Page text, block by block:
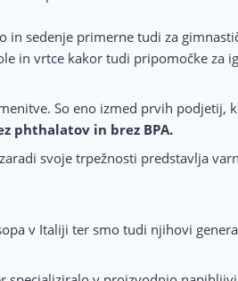
sedenje primerne tudi za
in vrtce kakor tudi pripomočke za
So eno izmed prvih
phthalatov in brez BPA.
svoje trpežnosti predstavlja
v Italiji ter smo tudi njihovi